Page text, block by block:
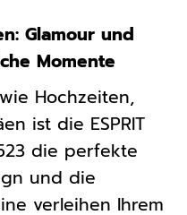
Glamour und
Momente
Hochzeiten,
ist die ESPRIT
die perfekte
und die
verleihen Ihrem